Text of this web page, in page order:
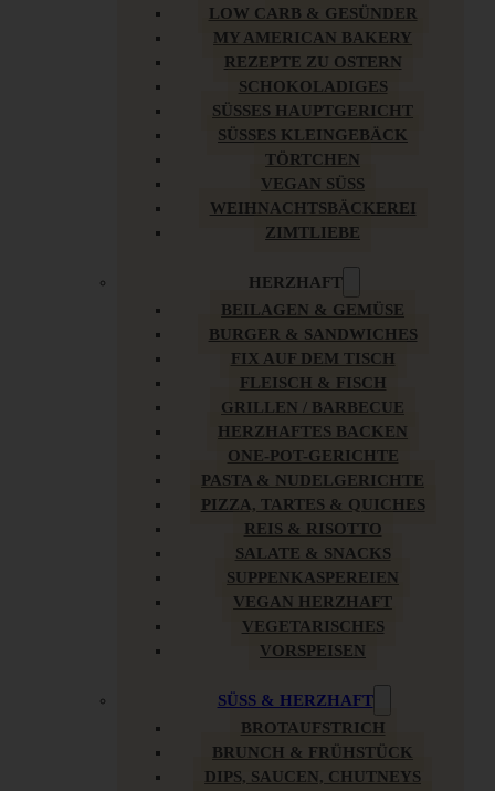
LOW CARB & GESÜNDER
MY AMERICAN BAKERY
REZEPTE ZU OSTERN
SCHOKOLADIGES
SÜSSES HAUPTGERICHT
SÜSSES KLEINGEBÄCK
TÖRTCHEN
VEGAN SÜSS
WEIHNACHTSBÄCKEREI
ZIMTLIEBE
HERZHAFT
BEILAGEN & GEMÜSE
BURGER & SANDWICHES
FIX AUF DEM TISCH
FLEISCH & FISCH
GRILLEN / BARBECUE
HERZHAFTES BACKEN
ONE-POT-GERICHTE
PASTA & NUDELGERICHTE
PIZZA, TARTES & QUICHES
REIS & RISOTTO
SALATE & SNACKS
SUPPENKASPEREIEN
VEGAN HERZHAFT
VEGETARISCHES
VORSPEISEN
SÜSS & HERZHAFT
BROTAUFSTRICH
BRUNCH & FRÜHSTÜCK
DIPS, SAUCEN, CHUTNEYS